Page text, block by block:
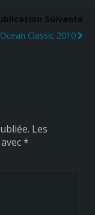
Suivante
Classic 2010
Les
*